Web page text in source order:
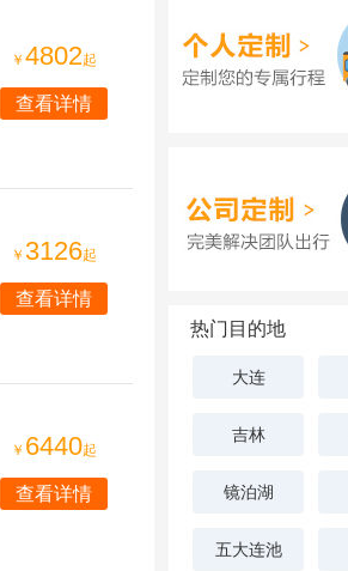
￥ 4802起
查看详情
￥ 3126起
查看详情
￥ 6440起
查看详情
热门目的地
大连
吉林
镜泊湖
五大连池